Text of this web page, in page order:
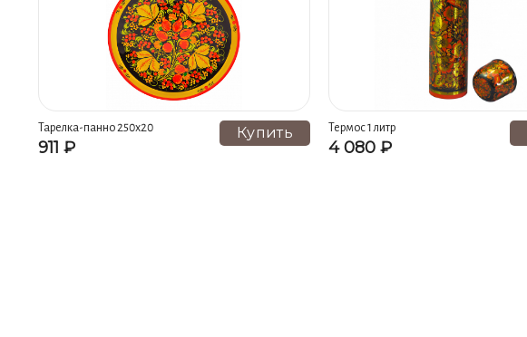
Тарелка-панно 250х20
911 ₽
Купить Термос 1 литр
4 080 ₽